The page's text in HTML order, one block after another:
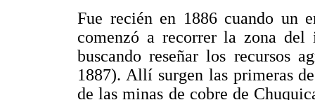
Fue recién en 1886 cuando un
comenzó a recorrer la zona
buscando reseñar los recursos
1887). Allí surgen las primeras
de las minas de cobre de